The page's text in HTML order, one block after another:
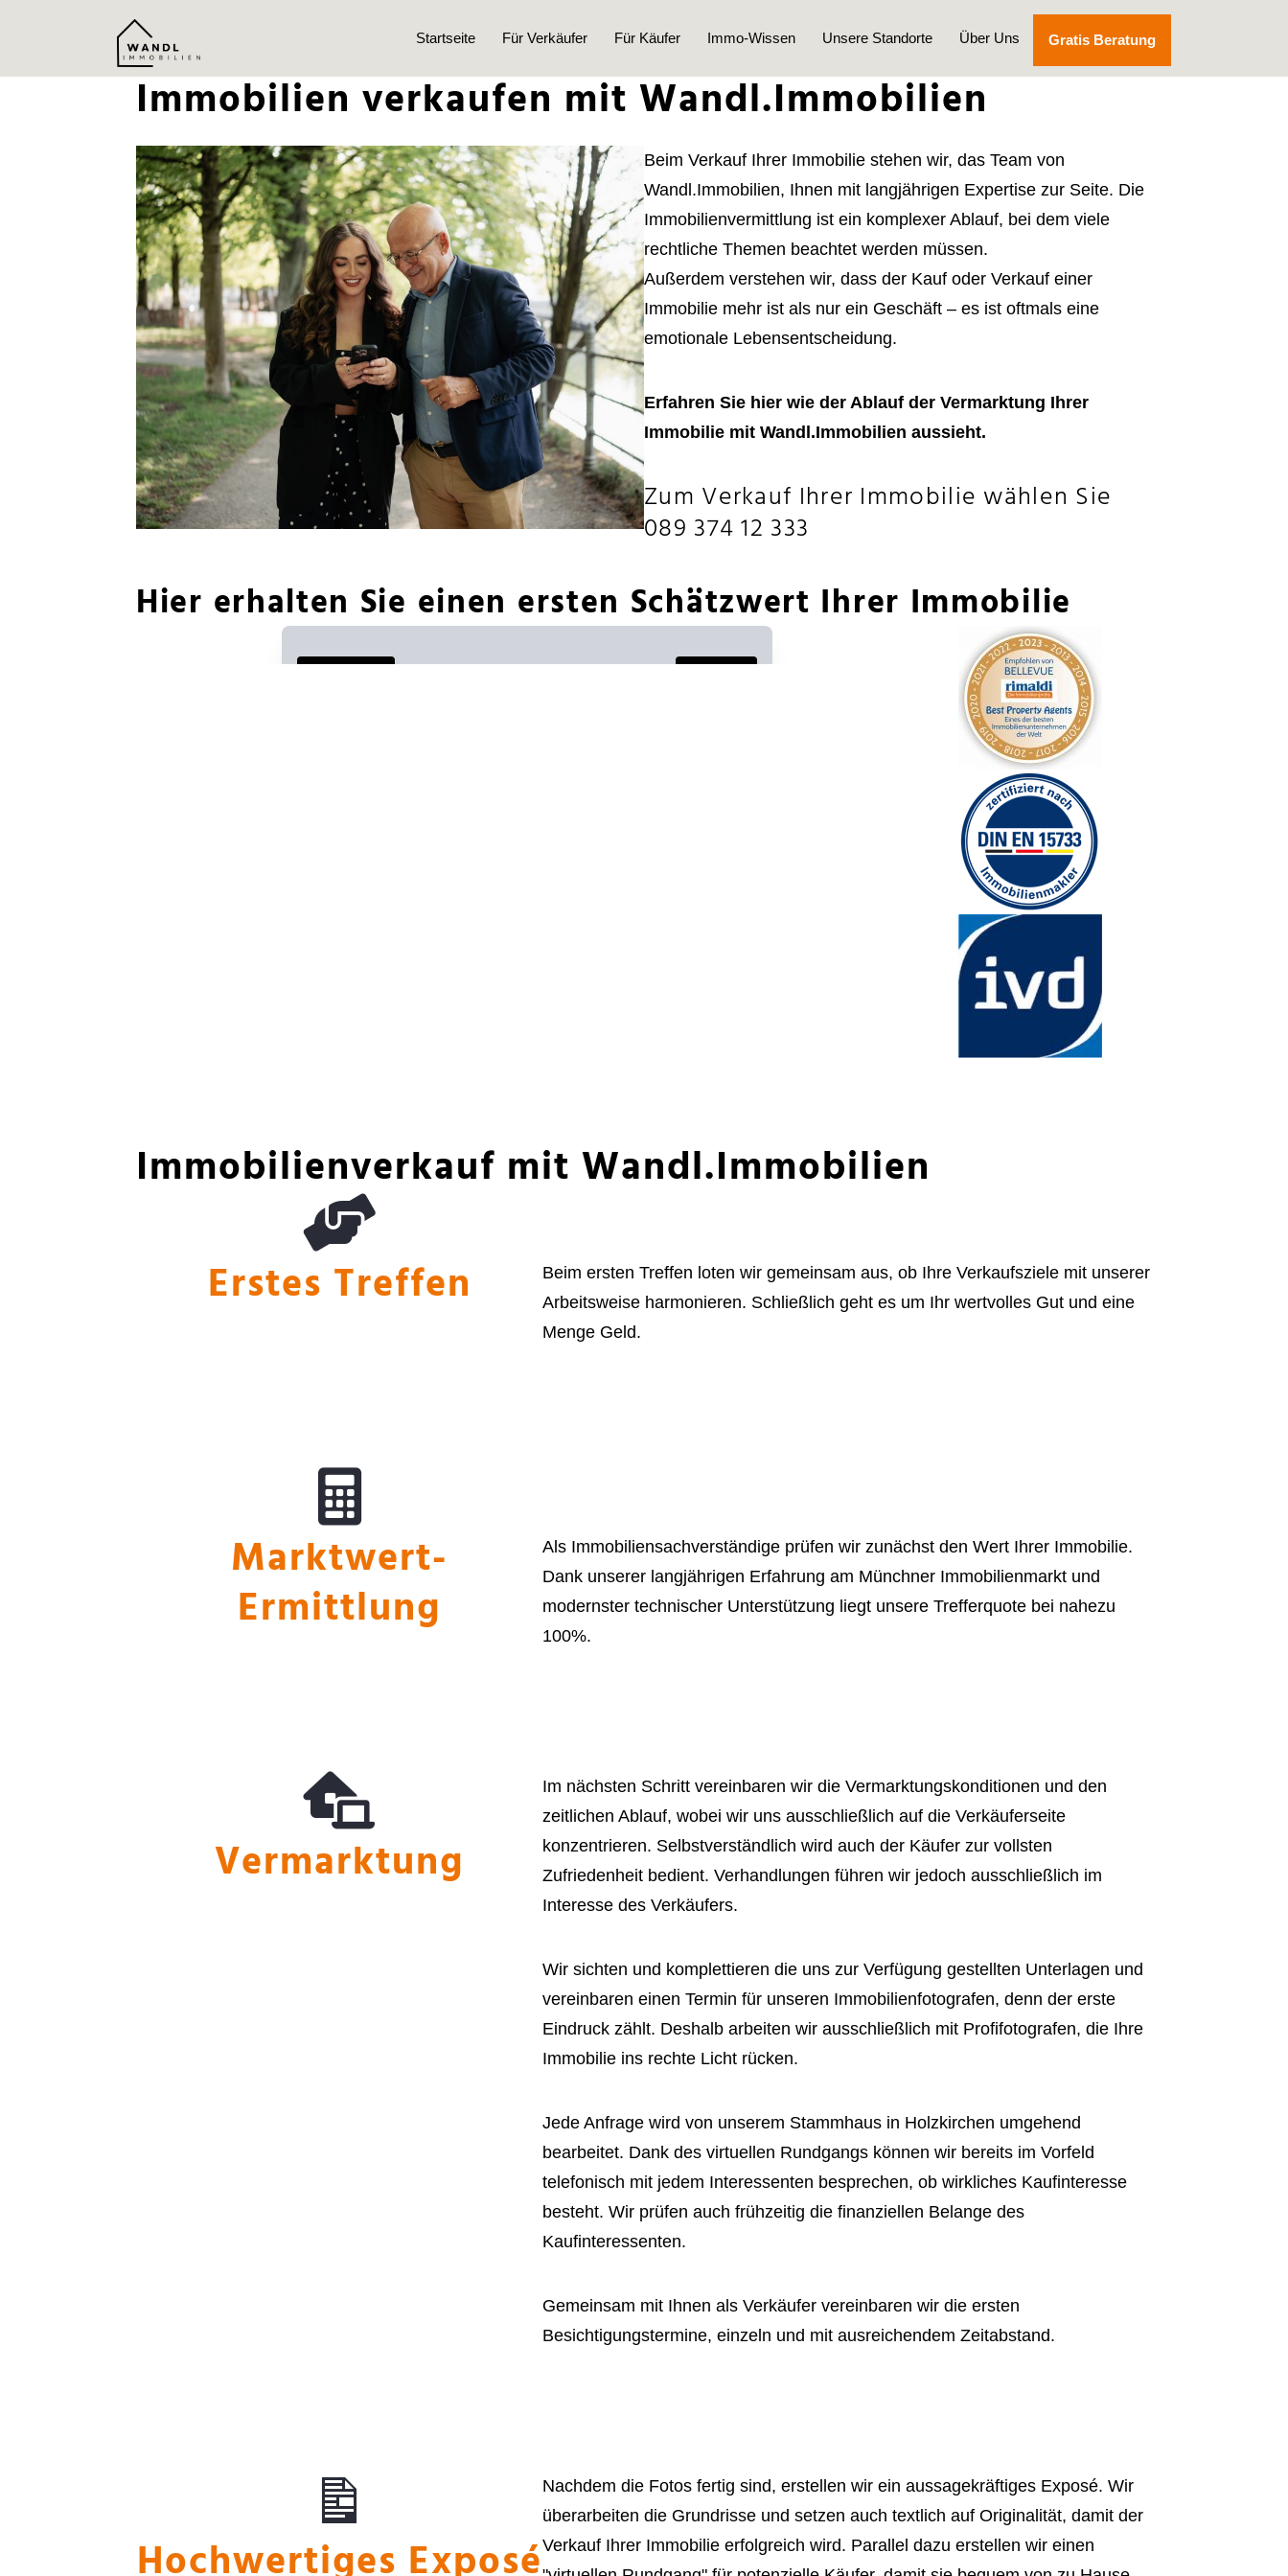
Startseite Für Verkäufer Für Käufer Immo-Wissen Unsere Standorte Über Uns Gratis Beratung
Immobilien verkaufen mit Wandl.Immobilien
Beim Verkauf Ihrer Immobilie stehen wir, das Team von
Wandl.Immobilien, Ihnen mit langjährigen Expertise zur Seite. Die
Immobilienvermittlung ist ein komplexer Ablauf, bei dem viele
rechtliche Themen beachtet werden müssen.
Außerdem verstehen wir, dass der Kauf oder Verkauf einer
Immobilie mehr ist als nur ein Geschäft – es ist oftmals eine
emotionale Lebensentscheidung.
Erfahren Sie hier wie der Ablauf der Vermarktung Ihrer
Immobilie mit Wandl.Immobilien aussieht.
Zum Verkauf Ihrer Immobilie wählen Sie
089 374 12 333
Hier erhalten Sie einen ersten Schätzwert Ihrer Immobilie
Immobilienverkauf mit Wandl.Immobilien
Erstes Treffen
Erstes Treffen
Beim ersten Treffen loten wir gemeinsam aus, ob Ihre Verkaufsziele mit unserer
Arbeitsweise harmonieren. Schließlich geht es um Ihr wertvolles Gut und eine
Menge Geld.
Marktwertermittlung
Marktwert-
Ermittlung
Als Immobiliensachverständige prüfen wir zunächst den Wert Ihrer Immobilie.
Dank unserer langjährigen Erfahrung am Münchner Immobilienmarkt und
modernster technischer Unterstützung liegt unsere Trefferquote bei nahezu
100%.
Vermarktung
Vermarktung
Im nächsten Schritt vereinbaren wir die Vermarktungskonditionen und den
zeitlichen Ablauf, wobei wir uns ausschließlich auf die Verkäuferseite
konzentrieren. Selbstverständlich wird auch der Käufer zur vollsten
Zufriedenheit bedient. Verhandlungen führen wir jedoch ausschließlich im
Interesse des Verkäufers.
Wir sichten und komplettieren die uns zur Verfügung gestellten Unterlagen und
vereinbaren einen Termin für unseren Immobilienfotografen, denn der erste
Eindruck zählt. Deshalb arbeiten wir ausschließlich mit Profifotografen, die Ihre
Immobilie ins rechte Licht rücken.
Jede Anfrage wird von unserem Stammhaus in Holzkirchen umgehend
bearbeitet. Dank des virtuellen Rundgangs können wir bereits im Vorfeld
telefonisch mit jedem Interessenten besprechen, ob wirkliches Kaufinteresse
besteht. Wir prüfen auch frühzeitig die finanziellen Belange des
Kaufinteressenten.
Gemeinsam mit Ihnen als Verkäufer vereinbaren wir die ersten
Besichtigungstermine, einzeln und mit ausreichendem Zeitabstand.
Marktwertermittlung
Hochwertiges Exposé
Nachdem die Fotos fertig sind, erstellen wir ein aussagekräftiges Exposé. Wir
überarbeiten die Grundrisse und setzen auch textlich auf Originalität, damit der
Verkauf Ihrer Immobilie erfolgreich wird. Parallel dazu erstellen wir einen